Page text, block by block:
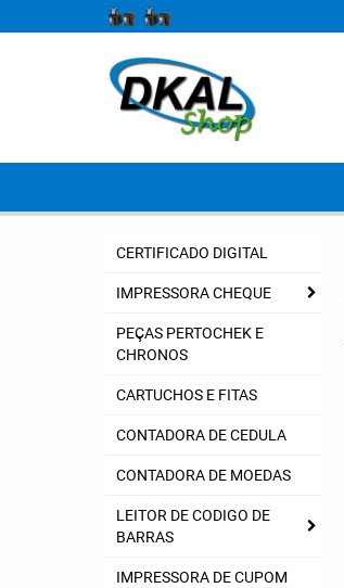
CERTIFICADO DIGITAL
IMPRESSORA CHEQUE
PEÇAS PERTOCHEK E
CHRONOS
CARTUCHOS E FITAS
CONTADORA DE CEDULA
CONTADORA DE MOEDAS
LEITOR DE CODIGO DE
BARRAS
IMPRESSORA DE CUPOM